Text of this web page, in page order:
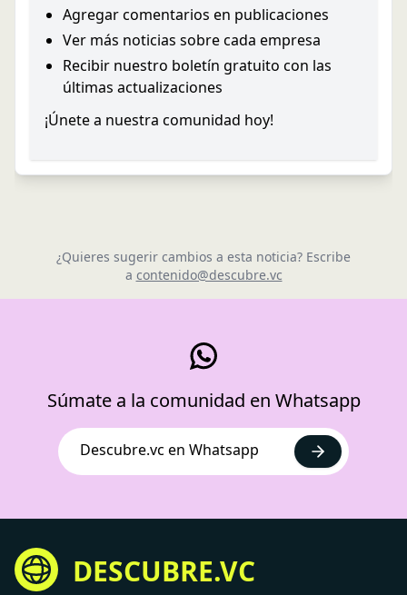
Agregar comentarios en publicaciones
Ver más noticias sobre cada empresa
Recibir nuestro boletín gratuito con las
últimas actualizaciones
¡Únete a nuestra comunidad hoy!
¿Quieres sugerir cambios a esta noticia? Escribe
a contenido@descubre.vc
Súmate a la comunidad en Whatsapp
Descubre.vc en Whatsapp
DESCUBRE.VC